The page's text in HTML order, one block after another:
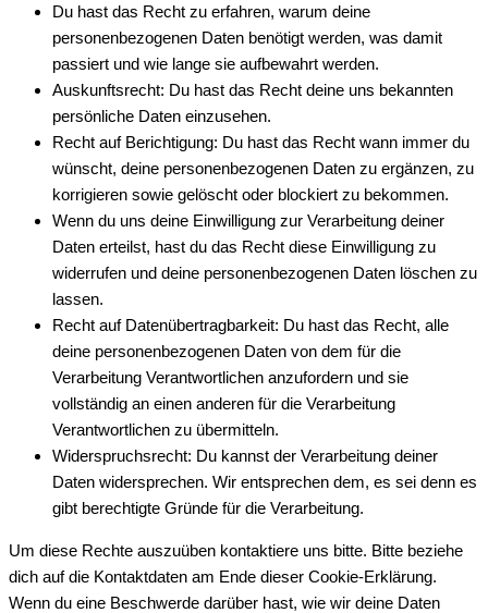
Du hast das Recht zu erfahren, warum deine
personenbezogenen Daten benötigt werden, was damit
passiert und wie lange sie aufbewahrt werden.
Auskunftsrecht: Du hast das Recht deine uns bekannten
persönliche Daten einzusehen.
Recht auf Berichtigung: Du hast das Recht wann immer du
wünscht, deine personenbezogenen Daten zu ergänzen, zu
korrigieren sowie gelöscht oder blockiert zu bekommen.
Wenn du uns deine Einwilligung zur Verarbeitung deiner
Daten erteilst, hast du das Recht diese Einwilligung zu
widerrufen und deine personenbezogenen Daten löschen zu
lassen.
Recht auf Datenübertragbarkeit: Du hast das Recht, alle
deine personenbezogenen Daten von dem für die
Verarbeitung Verantwortlichen anzufordern und sie
vollständig an einen anderen für die Verarbeitung
Verantwortlichen zu übermitteln.
Widerspruchsrecht: Du kannst der Verarbeitung deiner
Daten widersprechen. Wir entsprechen dem, es sei denn es
gibt berechtigte Gründe für die Verarbeitung.
Um diese Rechte auszuüben kontaktiere uns bitte. Bitte beziehe
dich auf die Kontaktdaten am Ende dieser Cookie-Erklärung.
Wenn du eine Beschwerde darüber hast, wie wir deine Daten